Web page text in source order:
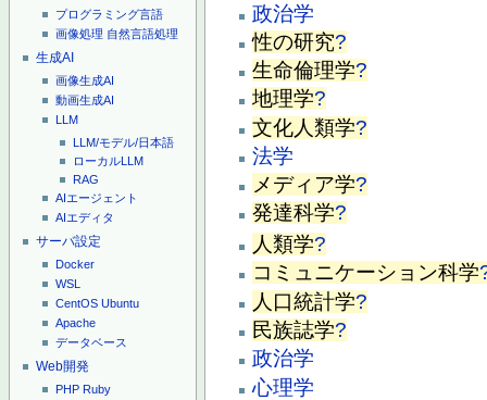
プログラミング言語
画像処理 自然言語処理
生成AI
画像生成AI
動画生成AI
LLM
LLM/モデル/日本語
ローカルLLM
RAG
AIエージェント
AIエディタ
サーバ設定
Docker
WSL
CentOS Ubuntu
Apache
データベース
Web開発
PHP Ruby
政治学
性の研究?
生命倫理学?
地理学?
文化人類学?
法学
メディア学?
発達科学?
人類学?
コミュニケーション科学
人口統計学?
民族誌学?
政治学
心理学